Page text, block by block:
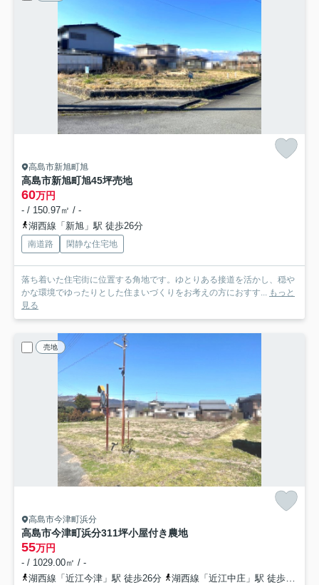
高島市新旭町旭
高島市新旭町旭45坪売地
60万円
- / 150.97㎡ / -
湖西線「新旭」駅 徒歩26分
南道路 閑静な住宅地
落ち着いた住宅街に位置する角地です。ゆとりある接道を活かし、穏や
かな環境でゆったりとした住まいづくりをお考えの方におすす... もっと
見る
売地
高島市今津町浜分
高島市今津町浜分311坪小屋付き農地
55万円
- / 1029.00㎡ / -
湖西線「近江今津」駅 徒歩26分
湖西線「近江中庄」駅 徒歩47分